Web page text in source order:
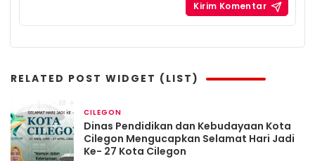
RELATED POST WIDGET (LIST)
CILEGON
Dinas Pendidikan dan Kebudayaan Kota
Cilegon Mengucapkan Selamat Hari Jadi
Ke- 27 Kota Cilegon